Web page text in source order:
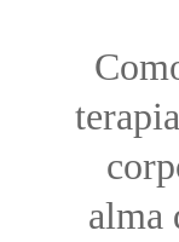
alma